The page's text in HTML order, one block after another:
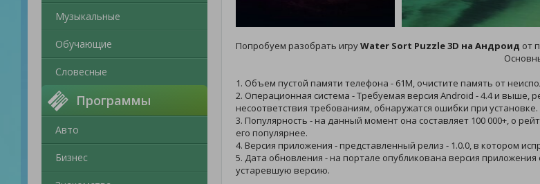
Музыкальные
Обучающие
Словесные
Программы
Авто
Бизнес
Попробуем разобрать игруWater Sort Puzzle 3D на Андроид от
1. Объем пустой памяти телефона - 61M, очистите память от
2. Операционная система - Требуемая версия Android - 4.4 и
несоответствия требованиям, обнаружатся ошибки при установке.
3. Популярность - на данный момент она составляет 100 000+, о
его популярнее.
4. Версия приложения - представленный релиз - 1.0.0, в котором
5. Дата обновления - на портале опубликована версия
устаревшую версию.